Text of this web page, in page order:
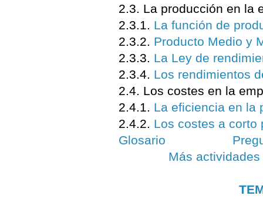
2.3. La producción en la
2.3.1. La función de
2.3.2. Producto Medio y
2.3.3. La Ley de
2.3.4. Los rendimientos
2.4. Los costes en la
2.4.1. La eficiencia en la
2.4.2. Los costes a corto
Glosario
Más